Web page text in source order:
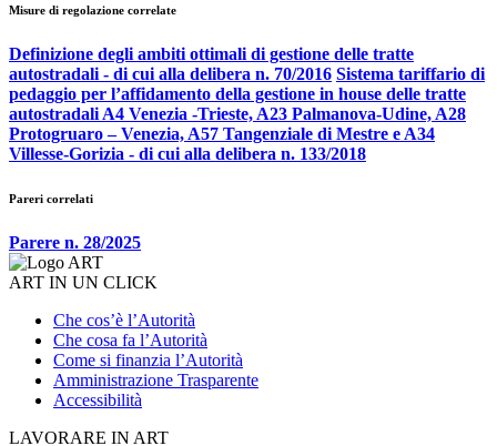
Misure di regolazione correlate
Definizione degli ambiti ottimali di gestione delle tratte
autostradali - di cui alla delibera n. 70/2016 Sistema tariffario di
pedaggio per l’affidamento della gestione in house delle tratte
autostradali A4 Venezia -Trieste, A23 Palmanova-Udine, A28
Protogruaro – Venezia, A57 Tangenziale di Mestre e A34
Villesse-Gorizia - di cui alla delibera n. 133/2018
Pareri correlati
Parere n. 28/2025
ART IN UN CLICK
Che cos’è l’Autorità
Che cosa fa l’Autorità
Come si finanzia l’Autorità
Amministrazione Trasparente
Accessibilità
LAVORARE IN ART